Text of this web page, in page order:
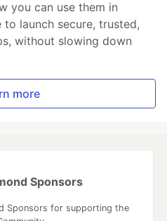
you can use them in
launch secure, trusted,
without slowing down
more
Sponsors
Sponsors for supporting the